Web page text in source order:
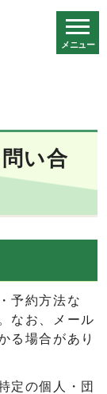
メニュー
い合
予約方法な
なお、メール
る場合があり
定の個人・団